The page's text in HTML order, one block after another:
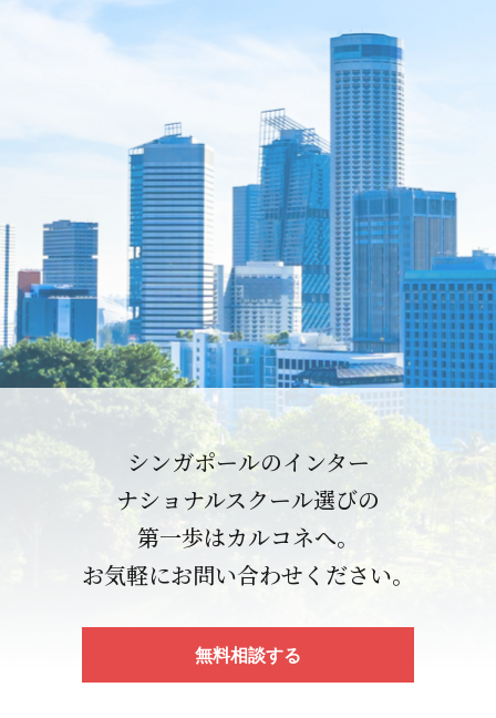
シンガポールのインター
ナショナルスクール選びの
第一歩はカルコネへ。
お気軽にお問い合わせください。
無料相談する